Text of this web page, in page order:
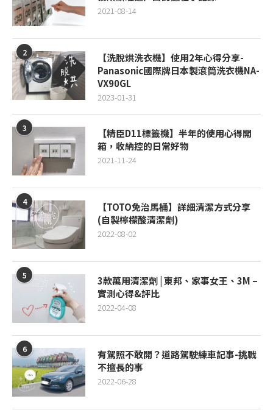
2021-08-14
2
【洗脫烘洗衣機】使用2年心得分享-
Panasonic國際牌日本製滾筒洗衣機NA-
VX90GL
2023-01-31
3
【精臣D11標籤機】半年的使用心得開
箱，收納控的日常好物
2021-11-24
4
【TOTO免治馬桶】詳細清潔方式分享
(自製檸檬酸清潔劑)
2022-08-02
5
3款萬用清潔劑 | 東邦、家事女王、3M –
實測心得&評比
2022-04-08
6
有駕照不敢開？道路駕駛練車記事-挑戰
不擅長的事
2022-06-28